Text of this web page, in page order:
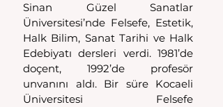
Sinan Güzel Sanatlar
Üniversitesi’nde Felsefe, Estetik,
Halk Bilim, Sanat Tarihi ve Halk
Edebiyatı dersleri verdi. 1981’de
doçent, 1992’de profesör
unvanını aldı. Bir süre Kocaeli
Üniversitesi Felsefe